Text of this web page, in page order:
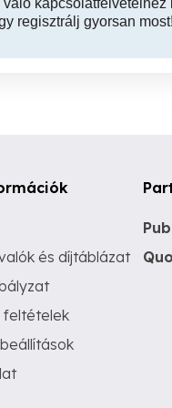
kapcsolatfelvételhez
regisztrálj gyorsan most!
és díjtáblázat
feltételek